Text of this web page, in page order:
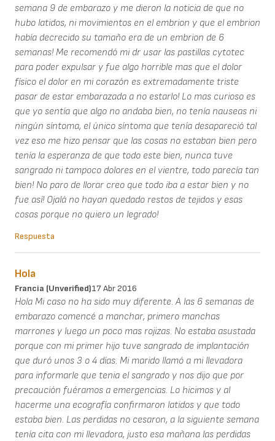
semana 9 de embarazo y me dieron la noticia de que no
hubo latidos, ni movimientos en el embrion y que el embrion
había decrecido su tamaño era de un embrion de 6
semanas! Me recomendó mi dr usar las pastillas cytotec
para poder expulsar y fue algo horrible mas que el dolor
físico el dolor en mi corazón es extremadamente triste
pasar de estar embarazada a no estarlo! Lo mas curioso es
que yo sentía que algo no andaba bien, no tenía nauseas ni
ningún síntoma, el único síntoma que tenía desapareció tal
vez eso me hizo pensar que las cosas no estaban bien pero
tenía la esperanza de que todo este bien, nunca tuve
sangrado ni tampoco dolores en el vientre, todo parecía tan
bien! No paro de llorar creo que todo iba a estar bien y no
fue así! Ojalá no hayan quedado restos de tejidos y esas
cosas porque no quiero un legrado!
Respuesta
Hola
Francia (unverified)17 Abr 2016
Hola Mi caso no ha sido muy diferente. A las 6 semanas de
embarazo comencé a manchar, primero manchas
marrones y luego un poco mas rojizas. No estaba asustada
porque con mi primer hijo tuve sangrado de implantación
que duró unos 3 o 4 días. Mi marido llamó a mi llevadora
para informarle que tenia el sangrado y nos dijo que por
precaución fuéramos a emergencias. Lo hicimos y al
hacerme una ecografía confirmaron latidos y que todo
estaba bien. Las perdidas no cesaron, a la siguiente semana
tenía cita con mi llevadora, justo esa mañana las perdidas